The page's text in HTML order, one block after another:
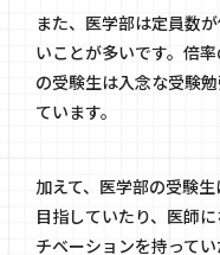
また、医学部は定員数
いことが多いです。倍
の受験生は入念な受験
ています。
加えて、医学部の受験
目指していたり、医師
チベーションを持ってい